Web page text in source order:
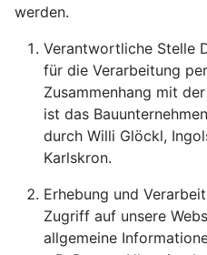
werden.
Verantwortliche Stelle
für die Verarbeitung
Zusammenhang mit
ist das
durch Willi Glöckl,
Karlskron.
Erhebung und
Zugriff auf unsere
allgemeine